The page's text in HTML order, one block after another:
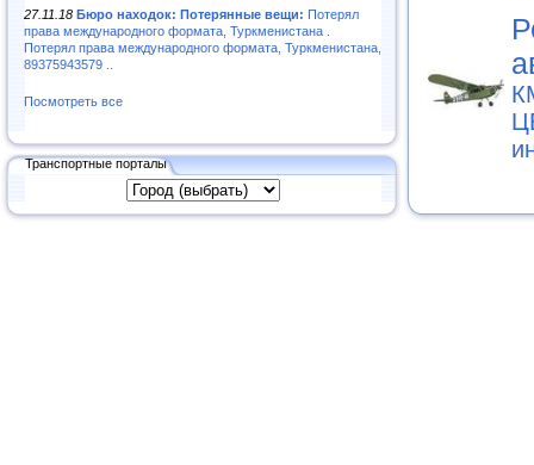
27.11.18 Бюро находок: Потерянные вещи: Потерял
права международного формата, Туркменистана .
Потерял права международного формата, Туркменистана,
89375943579 ..
Посмотреть все
Транспортные порталы